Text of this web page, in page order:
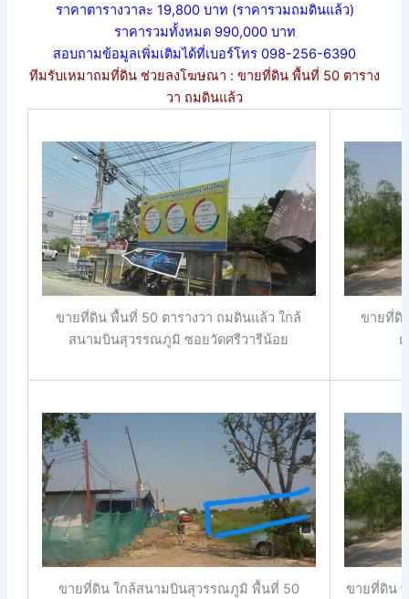
ราคาตารางวาละ 19,800 บาท (ราคารวมถมดินแล้ว)
ราคารวมทั้งหมด 990,000 บาท
สอบถามข้อมูลเพิ่มเติมได้ที่เบอร์โทร 098-256-6390
ทีมรับเหมาถมที่ดิน ช่วยลงโฆษณา : ขายที่ดิน พื้นที่ 50 ตาราง
วา ถมดินแล้ว
ขายที่ดิน พื้นที่ 50 ตารางวา ถมดินแล้ว ใกล้
สนามบินสุวรรณภูมิ ซอยวัดศรีวารีน้อย
ขายที่ดิ
ขายที่ดิน ใกล้สนามบินสุวรรณภูมิ พื้นที่ 50
ขายที่ดิน